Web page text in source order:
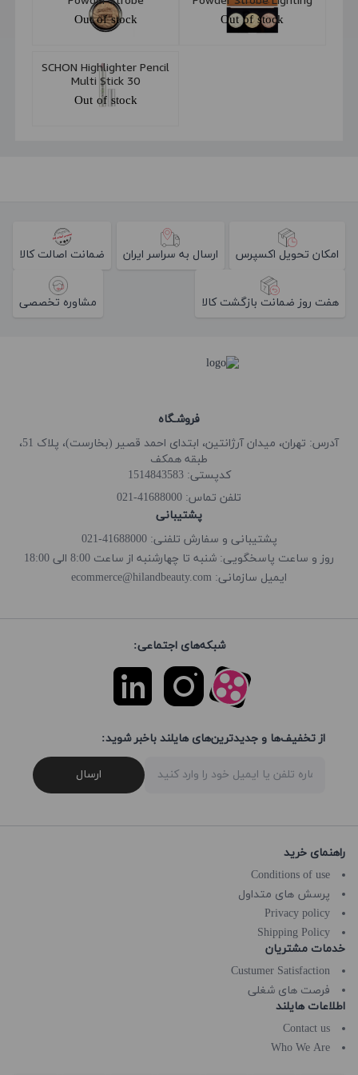
Rejuvenate
Out of stock
Palette
Out of stock
SCHON Highlighter Pencil
Multi Stick 30
Out of stock
امکان تحویل اکسپرس ارسال به سراسر ایران ضمانت اصالت کالا
هفت روز ضمانت بازگشت کالا مشاوره تخصصی
فروشـگاه
آدرس: تهران، میدان آرژانتین، ابتدای احمد قصیر (بخارست)، پلاک 51،
طبقه همکف
کدپستی: 1514843583
تلفن تماس: 41688000-021
پشتیبانی
پشتیبانی و سفارش تلفنی: 41688000-021
روز و ساعت پاسخگویی: شنبه تا چهارشنبه از ساعت 8:00 الی 18:00
ایمیل سازمانی: ecommerce@hilandbeauty.com
شبکه‌های اجتماعی:
از تخفیف‌ها و جدیدترین‌های هایلند باخبر شوید:
ارسال
راهنمای خرید
Conditions of use
پرسش های متداول
Privacy policy
Shipping Policy
خدمات مشتریان
Custumer Satisfaction
فرصت های شغلی
اطلاعات هایلند
Contact us
Who We Are